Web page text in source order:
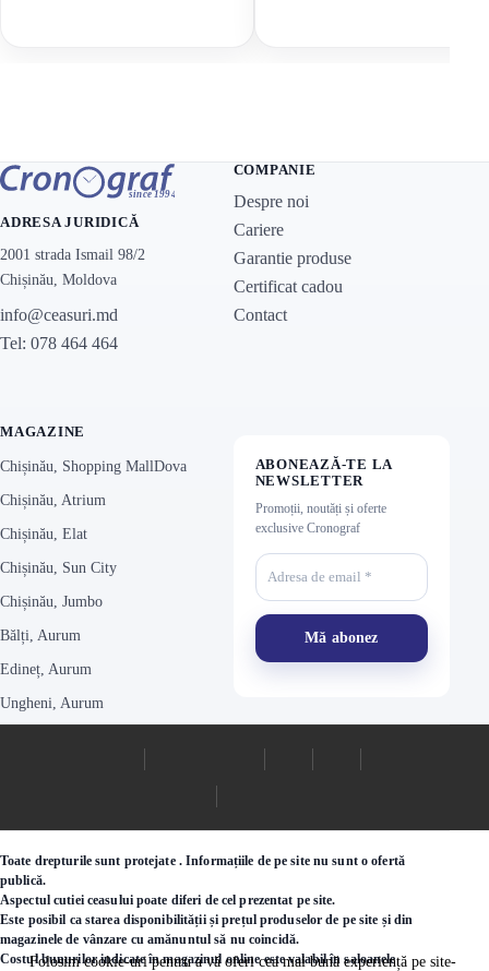
Folosim cookie-uri pentru a vă oferi cea mai bună experiență pe site-
ADRESA JURIDICĂ
2001 strada Ismail 98/2
Chișinău, Moldova
info@ceasuri.md
Tel: 078 464 464
COMPANIE
Despre noi
Cariere
Garantie produse
Certificat cadou
Contact
MAGAZINE
Chișinău, Shopping MallDova
Chișinău, Atrium
Chișinău, Elat
Chișinău, Sun City
Chișinău, Jumbo
Bălți, Aurum
Edineț, Aurum
Ungheni, Aurum
ABONEAZĂ-TE LA
NEWSLETTER
Promoții, noutăți și oferte
exclusive Cronograf
Toate drepturile sunt protejate . Informațiile de pe site nu sunt o ofertă
publică.
Aspectul cutiei ceasului poate diferi de cel prezentat pe site.
Este posibil ca starea disponibilității și prețul produselor de pe site și din
magazinele de vânzare cu amănuntul să nu coincidă.
Costul bunurilor indicate în magazinul online este valabil în saloanele